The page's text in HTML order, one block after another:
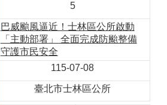
5
巴威颱風逼近！士林區公所啟動
「主動部署」 全面完成防颱整備
守護市民安全
115-07-08
臺北市士林區公所